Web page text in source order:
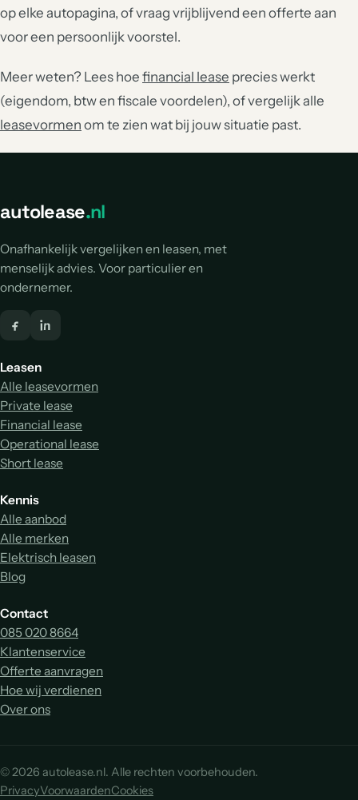
op elke autopagina, of vraag vrijblijvend een offerte aan
voor een persoonlijk voorstel.
Meer weten? Lees hoe financial lease precies werkt
(eigendom, btw en fiscale voordelen), of vergelijk alle
leasevormen om te zien wat bij jouw situatie past.
autolease.nl
Onafhankelijk vergelijken en leasen, met
menselijk advies. Voor particulier en
ondernemer.
Leasen
Alle leasevormen
Private lease
Financial lease
Operational lease
Short lease
Kennis
Alle aanbod
Alle merken
Elektrisch leasen
Blog
Contact
085 020 8664
Klantenservice
Offerte aanvragen
Hoe wij verdienen
Over ons
© 2026 autolease.nl. Alle rechten voorbehouden.
PrivacyVoorwaardenCookies